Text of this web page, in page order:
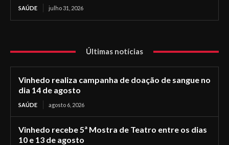
SAÚDE julho 31, 2026
Últimas notícias
Vinhedo realiza campanha de doação de sangue no
dia 14 de agosto
SAÚDE agosto 6, 2026
Vinhedo recebe 5ª Mostra de Teatro entre os dias
10 e 13 de agosto